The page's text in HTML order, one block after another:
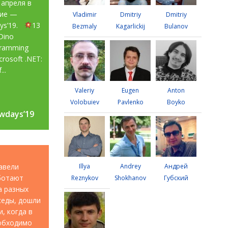
в
—
13
.NET:
разных
дошли
когда в
Vladimir
Bezmaly
Dmitriy
Kagarlickij
Dmitriy
Bulanov
Valeriy
Volobuiev
Eugen
Pavlenko
Anton
Boyko
Illya
Reznykov
Andrey
Shokhanov
Андрей
Губский